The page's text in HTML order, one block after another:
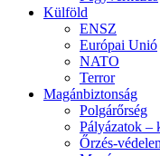
Külföld
ENSZ
Európai Unió
NATO
Terror
Magánbiztonság
Polgárőrség
Pályázatok –
Őrzés-